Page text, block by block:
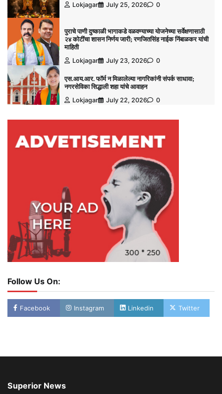
Lokjagar
July 25, 2026 0
पुराचे पाणी दुष्काळी भागाकडे वळवण्याच्या योजनेच्या सर्वेक्षणासाठी
२४ कोटींचा शासन निर्णय जारी; रणजितसिंह नाईक निंबाळकर यांची
माहिती
Lokjagar
July 23, 2026 0
एस.आय.आर. फॉर्म न मिळालेल्या नागरिकांनी संपर्क साधावा;
नगरसेविका सिद्धाली शहा यांचे आवाहन
Lokjagar
July 22, 2026 0
Follow Us On:
Facebook Instagram Linkedin Twitter
Superior News